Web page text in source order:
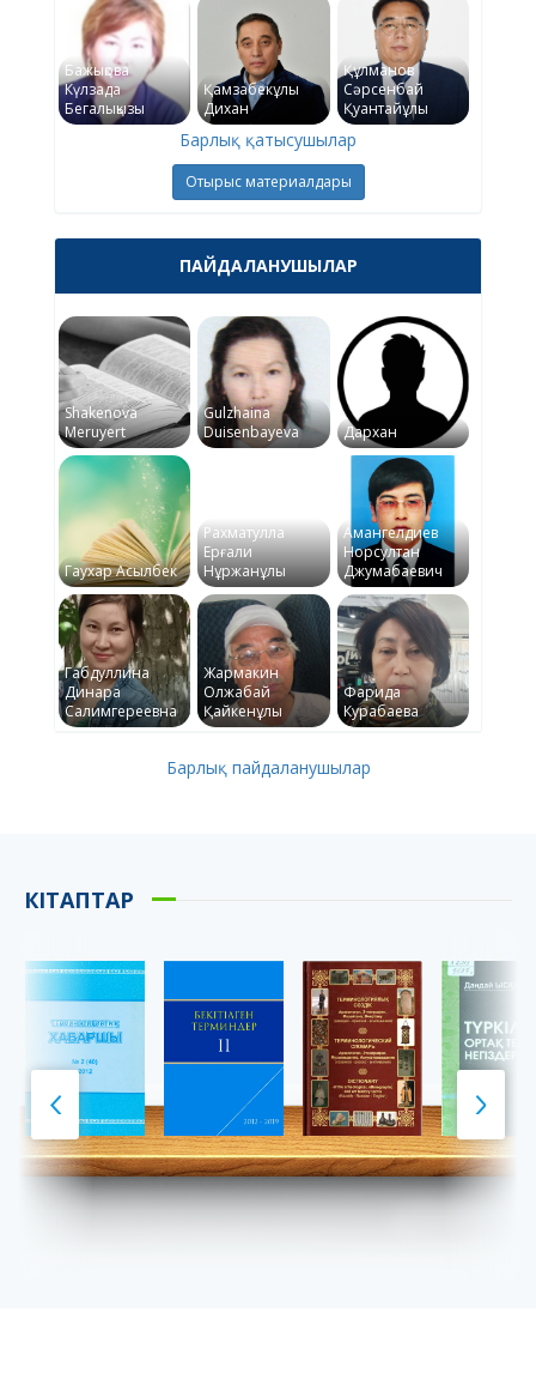
Бажықова
Күлзада
Бегалықызы
Қамзабекұлы
Дихан
Құлманов
Сәрсенбай
Қуантайұлы
Барлық қатысушылар
Отырыс материалдары
ПАЙДАЛАНУШЫЛАР
Shakenova
Meruyert
Gulzhaina
Duisenbayeva
Дархан
Гаухар Асылбек
Рахматулла
Ерғали
Нұржанұлы
Амангелдиев
Норсултан
Джумабаевич
Габдуллина
Динара
Салимгереевна
Жармакин
Олжабай
Қайкенұлы
Фарида
Курабаева
Барлық пайдаланушылар
КІТАПТАР